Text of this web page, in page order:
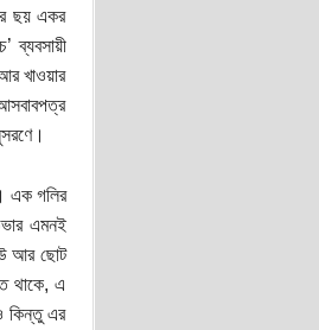
ছয় একর
ব্যবসায়ী
খাওয়ার
এক গলির
এমনই
আর ছোট
থাকে, এ
কিন্তু এর